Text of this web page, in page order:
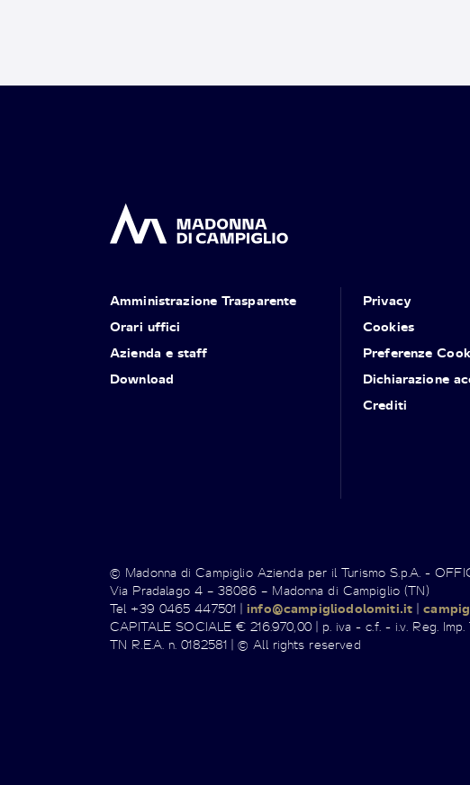
Amministrazione Trasparente
Orari uffici
Azienda e staff
Download
Privacy
Cookies
Preferenze
Dichiarazione
Crediti
© Madonna di Campiglio Azienda per il Turismo S.p.A. -
Via Pradalago 4 – 38086 – Madonna di Campiglio (TN)
Tel +39 0465 447501 |info@campigliodolomiti.it |
CAPITALE SOCIALE € 216.970,00 | p. iva - c.f. - i.v. Reg.
TN R.E.A. n. 0182581 | © All rights reserved